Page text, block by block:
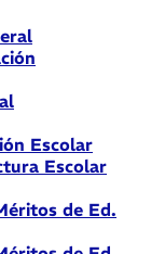
Escolar
Escolar
de Ed.